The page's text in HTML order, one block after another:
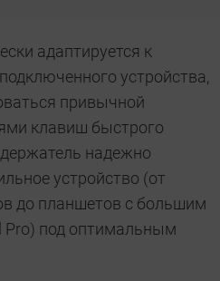
адаптируется к
устройства,
привычной
клавиш быстрого
надежно
устройство (от
до планшетов с большим
Pro) под оптимальным